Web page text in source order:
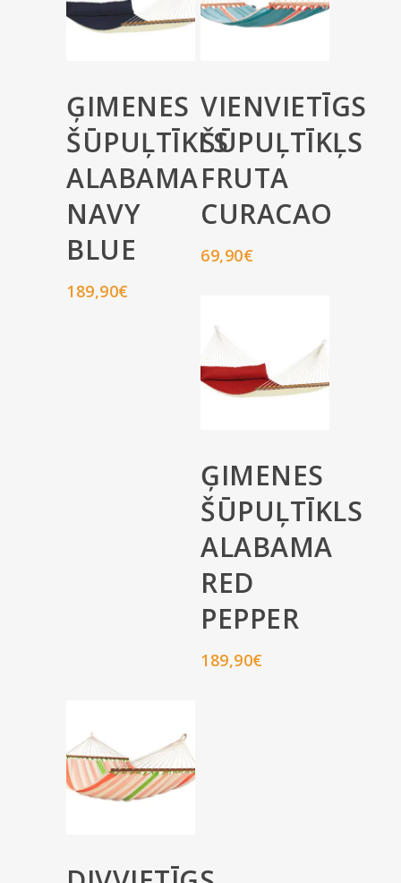
ĢIMENES
ŠŪPUĻTĪKLS
ALABAMA
NAVY
BLUE
189,90€
VIENVIETĪGS
ŠŪPUĻTĪKĻS
FRUTA
CURACAO
69,90€
ĢIMENES
ŠŪPUĻTĪKLS
ALABAMA
RED
PEPPER
189,90€